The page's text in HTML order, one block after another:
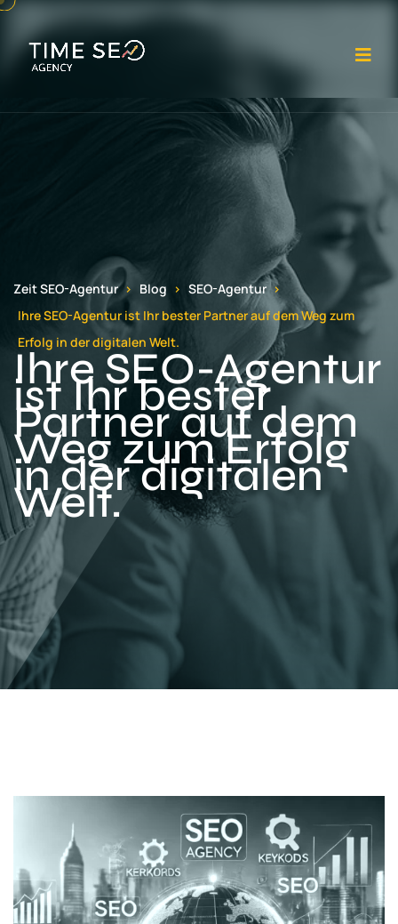
Zeit SEO-Agentur Blog
SEO-Agentur
Ihre SEO-Agentur ist Ihr bester Partner auf dem Weg zum
Erfolg in der digitalen Welt.
Ihre SEO-Agentur
ist Ihr bester
Partner auf dem
Weg zum Erfolg
in der digitalen
Welt.